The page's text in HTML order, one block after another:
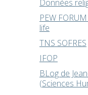
Données
PEW
life
TNS SOFRES
IFOP
BLog de
(Sciences